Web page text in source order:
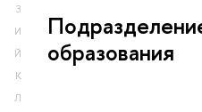
З
И
Й
К
Л
образования